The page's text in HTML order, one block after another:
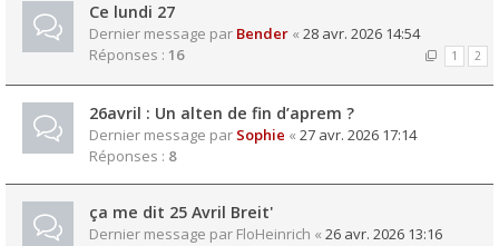
Ce lundi 27
Dernier message par Bender « 28 avr. 2026 14:54
Réponses : 16 1 2
26avril : Un alten de fin d’aprem ?
Dernier message par Sophie « 27 avr. 2026 17:14
Réponses : 8
ça me dit 25 Avril Breit'
Dernier message par FloHeinrich « 26 avr. 2026 13:16